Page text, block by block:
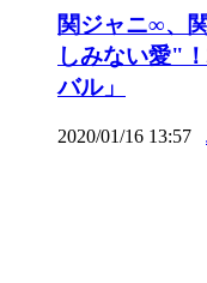
関ジャニ∞、
しみない愛"
バル」
2020/01/16 13:57